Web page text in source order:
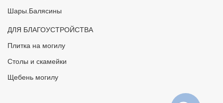
Шары.Балясины
ДЛЯ БЛАГОУСТРОЙСТВА
Плитка на могилу
Столы и скамейки
Щебень могилу